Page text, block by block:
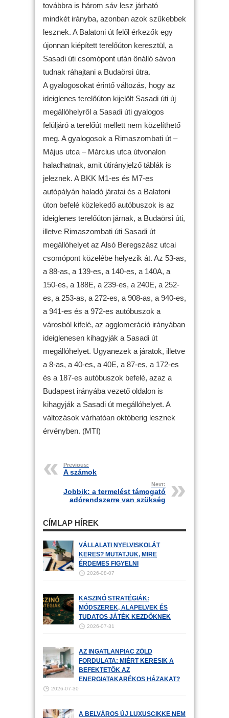
továbbra is három sáv lesz járható
mindkét irányba, azonban azok szűkebbek
lesznek. A Balatoni út felől érkezők egy
újonnan kiépített terelőúton keresztül, a
Sasadi úti csomópont után önálló sávon
tudnak ráhajtani a Budaörsi útra.
A gyalogosokat érintő változás, hogy az
ideiglenes terelőúton kijelölt Sasadi úti új
megállóhelyről a Sasadi úti gyalogos
felüljáró a terelőút mellett nem közelíthető
meg. A gyalogosok a Rimaszombati út –
Május utca – Március utca útvonalon
haladhatnak, amit útirányjelző táblák is
jeleznek. A BKK M1-es és M7-es
autópályán haladó járatai és a Balatoni
úton befelé közlekedő autóbuszok is az
ideiglenes terelőúton járnak, a Budaörsi úti,
illetve Rimaszombati úti Sasadi út
megállóhelyet az Alsó Beregszász utcai
csomópont közelébe helyezik át. Az 53-as,
a 88-as, a 139-es, a 140-es, a 140A, a
150-es, a 188E, a 239-es, a 240E, a 252-
es, a 253-as, a 272-es, a 908-as, a 940-es,
a 941-es és a 972-es autóbuszok a
városból kifelé, az agglomeráció irányában
ideiglenesen kihagyják a Sasadi út
megállóhelyet. Ugyanezek a járatok, illetve
a 8-as, a 40-es, a 40E, a 87-es, a 172-es
és a 187-es autóbuszok befelé, azaz a
Budapest irányába vezető oldalon is
kihagyják a Sasadi út megállóhelyet. A
változások várhatóan októberig lesznek
érvényben. (MTI)
Previous:
A számok
Next:
Jobbik: a termelést támogató
adórendszerre van szükség
CÍMLAP HÍREK
VÁLLALATI NYELVISKOLÁT
KERES? MUTATJUK, MIRE
ÉRDEMES FIGYELNI
2026-08-07
KASZINÓ STRATÉGIÁK:
MÓDSZEREK, ALAPELVEK ÉS
TUDATOS JÁTÉK KEZDŐKNEK
2026-07-31
AZ INGATLANPIAC ZÖLD
FORDULATA: MIÉRT KERESIK A
BEFEKTETŐK AZ
ENERGIATAKARÉKOS HÁZAKAT?
2026-07-30
A BELVÁROS ÚJ LUXUSCIKKE NEM